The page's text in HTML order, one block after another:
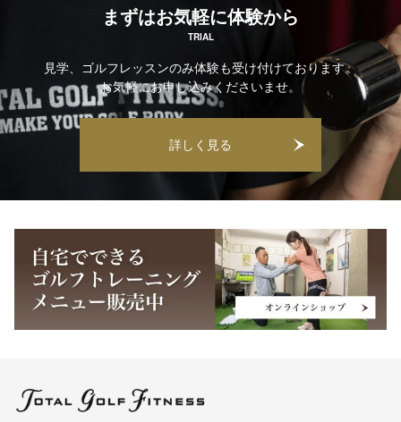
まずはお気軽に体験から
TRIAL
見学、ゴルフレッスンのみ体験も受け付けております。
お気軽にお申し込みくださいませ。
詳しく見る